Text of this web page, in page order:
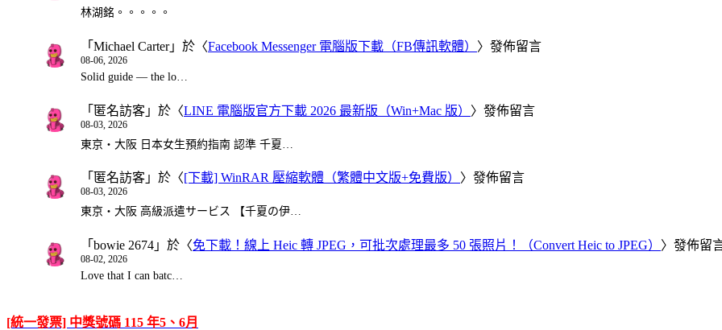
林湖銘。。。。。
「 Michael Carter」於〈Facebook Messenger 電腦版下載（FB傳訊軟體） 〉發佈留言
08-06, 2026
Solid guide — the lo…
「 匿名訪客 」於〈LINE 電腦版官方下載 2026 最新版（Win+Mac 版） 〉發佈留言
08-03, 2026
東京・大阪 日本女生預約指南 認準 千夏…
「 匿名訪客 」於〈[下載] WinRAR 壓縮軟體（繁體中文版+免費版） 〉發佈留言
08-03, 2026
東京・大阪 高級派遣サービス 【千夏の伊…
「 bowie 2674 」於〈免下載！線上 Heic 轉 JPEG，可批次處理最多 50 張照片！（Convert Heic to JPEG） 〉發佈留
08-02, 2026
Love that I can batc…
[統一發票] 中獎號碼 115 年5、6月